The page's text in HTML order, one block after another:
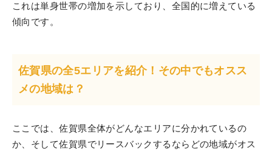
これは単身世帯の増加を示しており、全国的に増えている
傾向です。
佐賀県の全5エリアを紹介！その中でもオスス
メの地域は？
ここでは、佐賀県全体がどんなエリアに分かれているの
か、そして佐賀県でリースバックするならどの地域がオス